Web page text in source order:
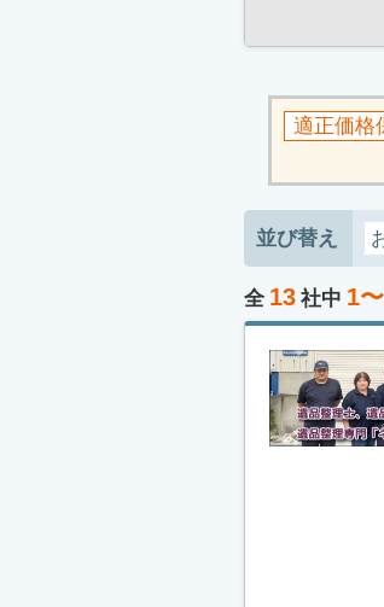
適正価格
並び替え
全 13 社中 1